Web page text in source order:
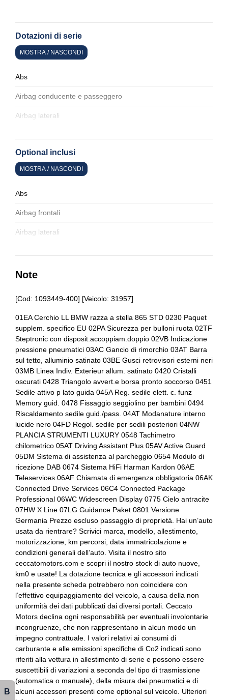
Dotazioni di serie
MOSTRA / NASCONDI
Abs
Airbag conducente e passeggero
Airbag laterali
Alzacristalli elettrici
Assistente al parcheggio
Badge esterno identificativo
Bagagliaio apribile elettricamente
Barre portabagagli
Bulloni antifurto
Cinture di sicurezza
Console centrale multifunzione
Differenziale autobloccante elettronico
Ess / emergency stop signal
Fari a led
Fari con accensione automatica
Fari con accensione automatica + sensore pioggia
Fari posteriori a led
Garanzie
Illuminazione abitacolo
Indicatore cambio marcia
Inserti in acciaio esterni
Pacchetto sicurezza
Paraurti in tinta
Personalizzazioni linea e stile
Portaoggetti aggiuntivi
Protezione motore
Optional inclusi
MOSTRA / NASCONDI
Abs
Airbag frontali
Airbag laterali
Alzacristalli elettrici
Attacchi i
Badge esterno identificativo
Barre sul tetto
Bmw connected drive services
Bmw idrive
Bmw teleservice
Bracciolo anteriore
Bulloni antifurto
Cerchi in lega da 18
Chiavi e telecomandi
Cinture di sicurezza
Climatizzatore automatico a due zone
Controllo della stabilità
Cornering brake control
Differenziale autobloccante elettronico
Ess / emergency stop signal
Fari a led
Fari automatici
Note
[Cod: 1093449-400] [Veicolo: 31957]
01EA Cerchio LL BMW razza a stella 865 STD 0230 Paquet
supplem. specifico EU 02PA Sicurezza per bulloni ruota 02TF
Steptronic con disposit.accoppiam.doppio 02VB Indicazione
pressione pneumatici 03AC Gancio di rimorchio 03AT Barra
sul tetto, alluminio satinato 03BE Gusci retrovisori esterni neri
03MB Linea Indiv. Exterieur allum. satinato 0420 Cristalli
oscurati 0428 Triangolo avvert.e borsa pronto soccorso 0451
Sedile attivo p lato guida 045A Reg. sedile elett. c. funz
Memory guid. 0478 Fissaggio seggiolino per bambini 0494
Riscaldamento sedile guid./pass. 04AT Modanature interno
lucide nero 04FD Regol. sedile per sedili posteriori 04NW
PLANCIA STRUMENTI LUXURY 0548 Tachimetro
chilometrico 05AT Driving Assistant Plus 05AV Active Guard
05DM Sistema di assistenza al parcheggio 0654 Modulo di
ricezione DAB 0674 Sistema HiFi Harman Kardon 06AE
Teleservices 06AF Chiamata di emergenza obbligatoria 06AK
Connected Drive Services 06C4 Connected Package
Professional 06WC Widescreen Display 0775 Cielo antracite
07HW X Line 07LG Guidance Paket 0801 Versione
Germania Prezzo escluso passaggio di proprietà. Hai un’auto
usata da rientrare? Scrivici marca, modello, allestimento,
motorizzazione, km percorsi, data immatricolazione e
condizioni generali dell’auto. Visita il nostro sito
ceccatomotors.com e scopri il nostro stock di auto nuove,
km0 e usate! La dotazione tecnica e gli accessori indicati
nella presente scheda potrebbero non coincidere con
l’effettivo equipaggiamento del veicolo, a causa della non
uniformità dei dati pubblicati dai diversi portali. Ceccato
Motors declina ogni responsabilità per eventuali involontarie
incongruenze, che non rappresentano in alcun modo un
impegno contrattuale. I valori relativi ai consumi di
carburante e alle emissioni specifiche di Co2 indicati sono
riferiti alla vettura in allestimento di serie e possono essere
suscettibili di variazioni a seconda del tipo di trasmissione
(automatica o manuale), della misura dei pneumatici e di
alcuni accessori presenti come optional sul veicolo. Ulteriori
B